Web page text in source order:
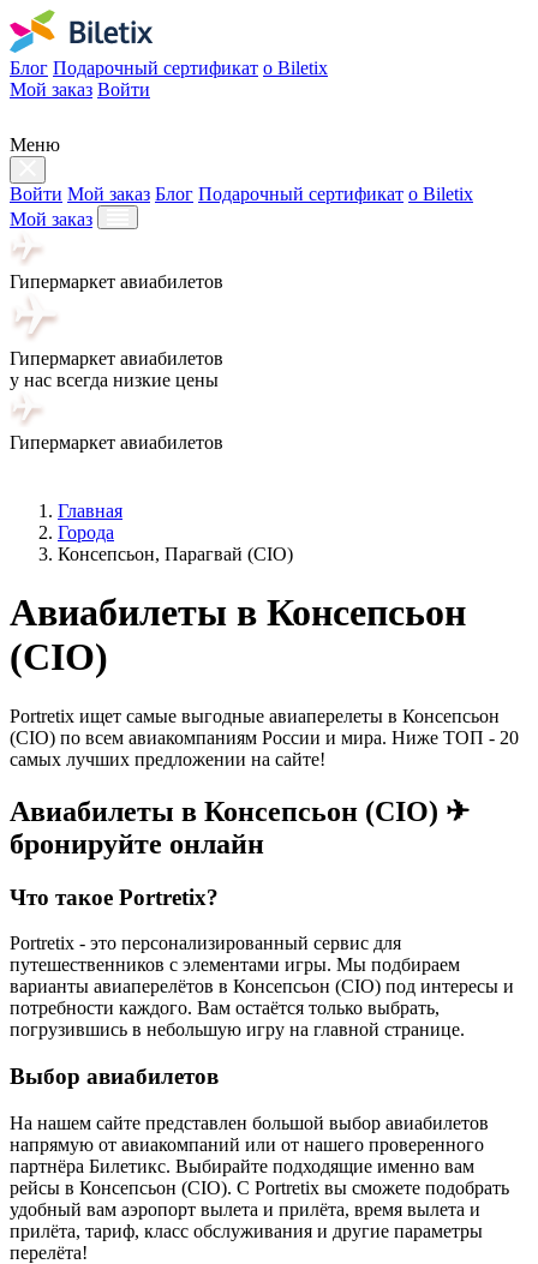
Блог Подарочный сертификат о Biletix
Мой заказ Войти
Меню
Войти Мой заказ Блог Подарочный сертификат о Biletix
Мой заказ
Гипермаркет авиабилетов
Гипермаркет авиабилетов
у нас всегда низкие цены
Гипермаркет авиабилетов
Главная
Города
Консепсьон, Парагвай (CIO)
Авиабилеты в Консепсьон
(СІО)
Portretix ищет самые выгодные авиаперелеты в Консепсьон
(СІО) по всем авиакомпаниям России и мира. Ниже ТОП - 20
самых лучших предложении на сайте!
Авиабилеты в Консепсьон (СІО) ✈
бронируйте онлайн
Что такое Portretix?
Portretix - это персонализированный сервис для
путешественников с элементами игры. Мы подбираем
варианты авиаперелётов в Консепсьон (СІО) под интересы и
потребности каждого. Вам остаётся только выбрать,
погрузившись в небольшую игру на главной странице.
Выбор авиабилетов
На нашем сайте представлен большой выбор авиабилетов
напрямую от авиакомпаний или от нашего проверенного
партнёра Билетикс. Выбирайте подходящие именно вам
рейсы в Консепсьон (СІО). С Portretix вы сможете подобрать
удобный вам аэропорт вылета и прилёта, время вылета и
прилёта, тариф, класс обслуживания и другие параметры
перелёта!